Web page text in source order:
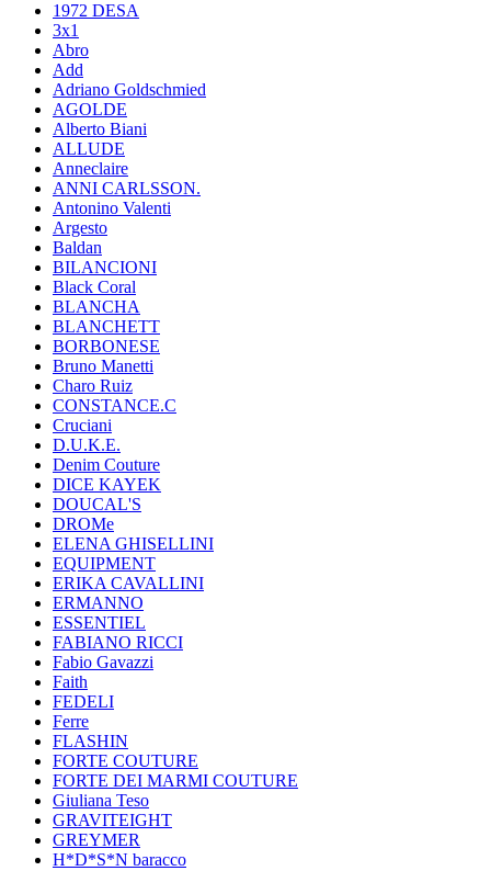
1972 DESA
3x1
Abro
Add
Adriano Goldschmied
AGOLDE
Alberto Biani
ALLUDE
Anneclaire
ANNI CARLSSON.
Antonino Valenti
Argesto
Baldan
BILANCIONI
Black Coral
BLANCHA
BLANCHETT
BORBONESE
Bruno Manetti
Charo Ruiz
CONSTANCE.C
Cruciani
D.U.K.E.
Denim Couture
DICE KAYEK
DOUCAL'S
DROMe
ELENA GHISELLINI
EQUIPMENT
ERIKA CAVALLINI
ERMANNO
ESSENTIEL
FABIANO RICCI
Fabio Gavazzi
Faith
FEDELI
Ferre
FLASHIN
FORTE COUTURE
FORTE DEI MARMI COUTURE
Giuliana Teso
GRAVITEIGHT
GREYMER
H*D*S*N baracco